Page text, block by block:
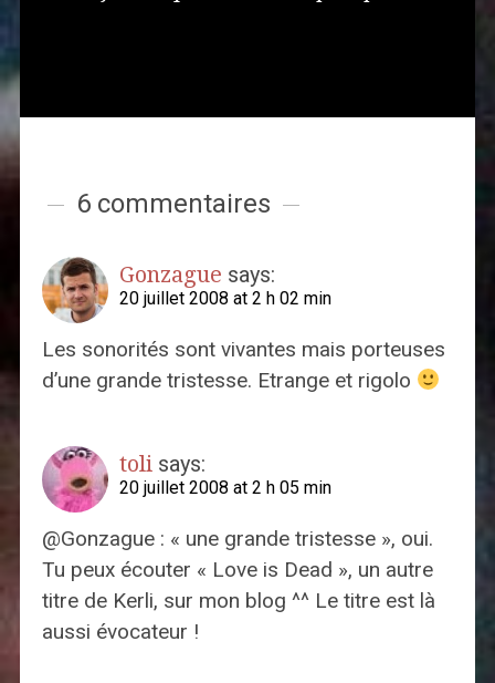
6 commentaires
Gonzague says:
20 juillet 2008 at 2 h 02 min
Les sonorités sont vivantes mais porteuses
d’une grande tristesse. Etrange et rigolo
toli says:
20 juillet 2008 at 2 h 05 min
@Gonzague : « une grande tristesse », oui.
Tu peux écouter « Love is Dead », un autre
titre de Kerli, sur mon blog ^^ Le titre est là
aussi évocateur !